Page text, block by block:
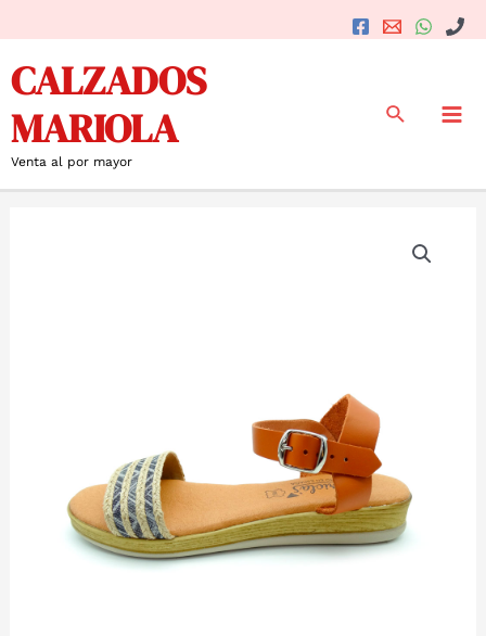
al
contenido
CALZADOS
MARIOLA
Venta al por mayor
Buscar